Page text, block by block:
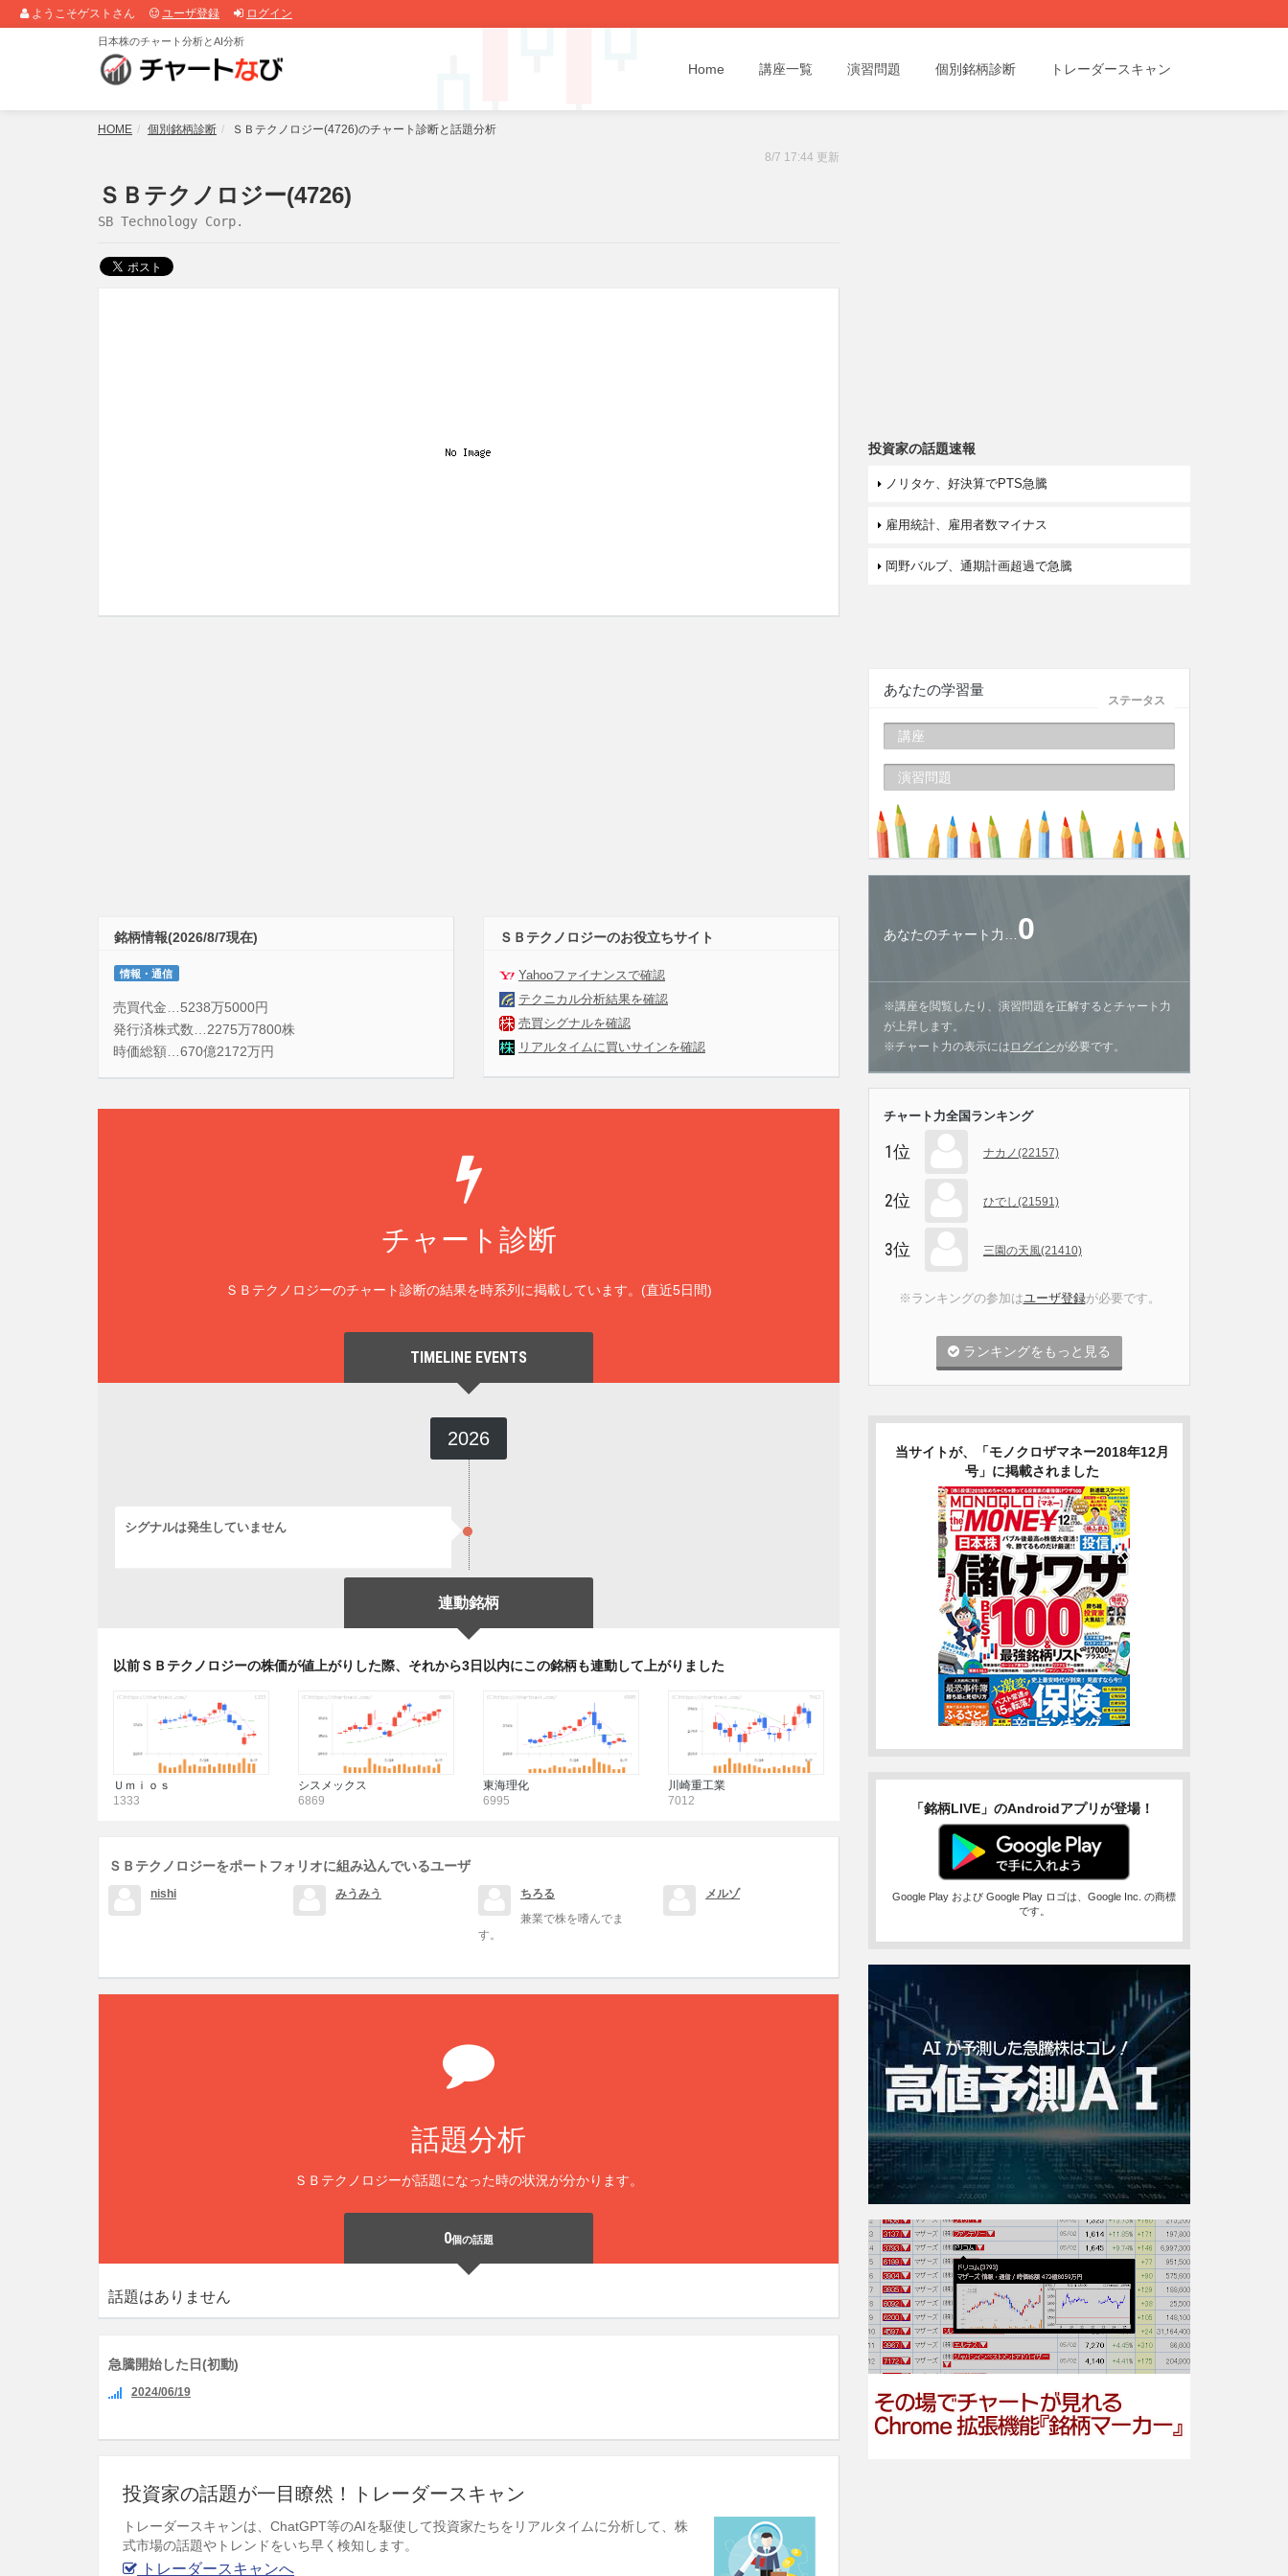
ようこそゲストさん ユーザ登録 ログイン
日本株のチャート分析とAI分析
Home 講座一覧 演習問題 個別銘柄診断 トレーダースキャン
HOME 個別銘柄診断 ＳＢテクノロジー(4726)のチャート診断と話題分析
8/7 17:44 更新
ＳＢテクノロジー(4726)
SB Technology Corp.
銘柄情報(2026/8/7現在)
情報・通信
売買代金…5238万5000円
発行済株式数…2275万7800株
時価総額…670億2172万円
ＳＢテクノロジーのお役立ちサイト
Yahooファイナンスで確認
テクニカル分析結果を確認
売買シグナルを確認
リアルタイムに買いサインを確認
チャート診断
ＳＢテクノロジーのチャート診断の結果を時系列に掲載しています。(直近5日間)
TIMELINE EVENTS
2026
シグナルは発生していません
連動銘柄
以前ＳＢテクノロジーの株価が値上がりした際、それから3日以内にこの銘柄も連動して上がりました
Ｕｍｉｏｓ
1333
シスメックス
6869
東海理化
6995
川崎重工業
7012
ＳＢテクノロジーをポートフォリオに組み込んでいるユーザ
nishi みうみう
ちろる
兼業で株を嗜んでま
す。
メルゾ
話題分析
ＳＢテクノロジーが話題になった時の状況が分かります。
0個の話題
話題はありません
急騰開始した日(初動)
2024/06/19
投資家の話題が一目瞭然！トレーダースキャン
トレーダースキャンは、ChatGPT等のAIを駆使して投資家たちをリアルタイムに分析して、株
式市場の話題やトレンドをいち早く検知します。
トレーダースキャンへ
投資家の話題速報
ノリタケ、好決算でPTS急騰
雇用統計、雇用者数マイナス
岡野バルブ、通期計画超過で急騰
ステータス
あなたの学習量
講座
演習問題
あなたのチャート力… 0
※講座を閲覧したり、演習問題を正解するとチャート力
が上昇します。
※チャート力の表示には ログインが必要です。
チャート力全国ランキング
1位 ナカノ(22157)
2位 ひでし(21591)
3位 三園の天風(21410)
※ランキングの参加はユーザ登録が必要です。
ランキングをもっと見る
当サイトが、「モノクロザマネー2018年12月
号」に掲載されました
「銘柄LIVE」のAndroidアプリが登場！
Google Play および Google Play ロゴは、Google Inc. の商標
です。